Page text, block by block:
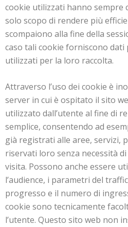
cookie utilizzati hanno sempre
solo scopo di rendere più
scompaiono alla fine della
caso tali cookie forniscono
utilizzati per la loro raccolta.
Attraverso l’uso dei cookie è
server in cui è ospitato il sito
utilizzato dall’utente al fine di
semplice, consentendo ad
già registrati alle aree, servizi,
riservati loro senza necessità
visita. Possono anche essere
l’audience, i parametri del
progresso e il numero di
cookie sono tecnicamente
l’utente. Questo sito web non